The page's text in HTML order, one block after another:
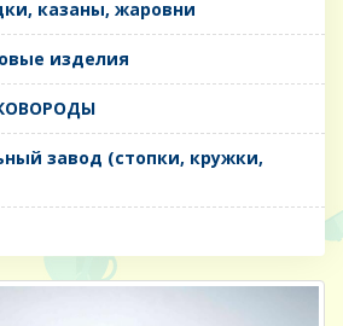
казаны, жаровни
изделия
завод (стопки, кружки,